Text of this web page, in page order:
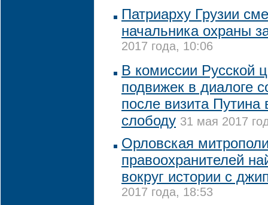
Патриарху Грузии
начальника охраны
2017 года, 10:06
В комиссии Русской
подвижек в диалоге
после визита Путина
слободу 31 мая 2017
Орловская
правоохранителей
вокруг истории с
2017 года, 18:53